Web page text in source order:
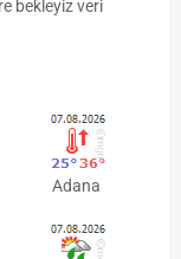
bekleyiz veri
Adana